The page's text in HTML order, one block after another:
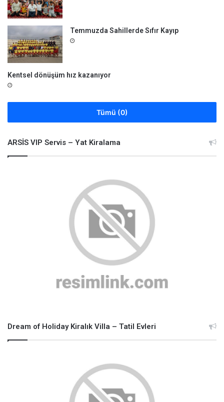
Temmuzda Sahillerde Sıfır Kayıp
Kentsel dönüşüm hız kazanıyor
Tümü (0)
ARSİS VIP Servis – Yat Kiralama
Dream of Holiday Kiralık Villa – Tatil Evleri